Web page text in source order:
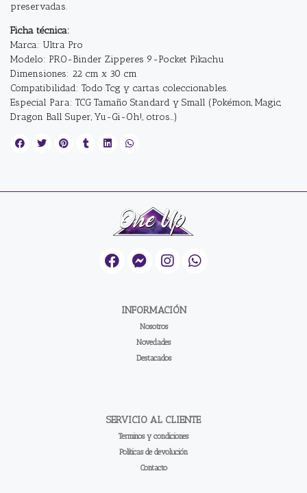
preservadas.
Ficha técnica:
Marca: Ultra Pro
Modelo: PRO-Binder Zipperes 9-Pocket Pikachu
Dimensiones: 22 cm x 30 cm
Compatibilidad: Todo Tcg y cartas coleccionables.
Especial Para: TCG Tamaño Standard y Small (Pokémon, Magic,
Dragon Ball Super, Yu-Gi-Oh!, otros…)
INFORMACIÓN
Nosotros
Novedades
Destacados
SERVICIO AL CLIENTE
Terminos y condiciones
Políticas de devolución
Contacto